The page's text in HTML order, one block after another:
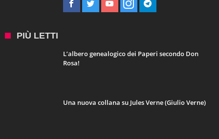
PIÙ LETTI
L’albero genealogico dei Paperi secondo Don
Rosa!
Una nuova collana su Jules Verne (Giulio Verne)